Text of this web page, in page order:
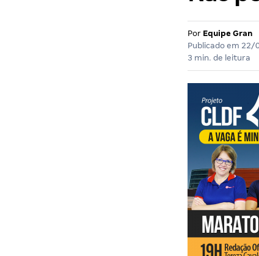
Por Equipe Gran
Publicado em 22/
3 min. de leitura